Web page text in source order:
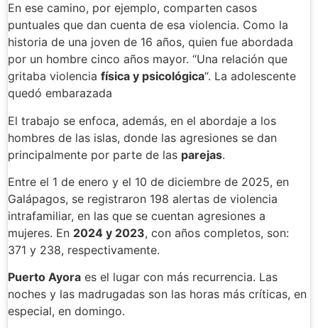
En ese camino, por ejemplo, comparten casos
puntuales que dan cuenta de esa violencia. Como la
historia de una joven de 16 años, quien fue abordada
por un hombre cinco años mayor. “Una relación que
gritaba violencia física y psicológica“. La adolescente
quedó embarazada
El trabajo se enfoca, además, en el abordaje a los
hombres de las islas, donde las agresiones se dan
principalmente por parte de las parejas.
Entre el 1 de enero y el 10 de diciembre de 2025, en
Galápagos, se registraron 198 alertas de violencia
intrafamiliar, en las que se cuentan agresiones a
mujeres. En 2024 y 2023, con años completos, son:
371 y 238, respectivamente.
Puerto Ayora es el lugar con más recurrencia. Las
noches y las madrugadas son las horas más críticas, en
especial, en domingo.